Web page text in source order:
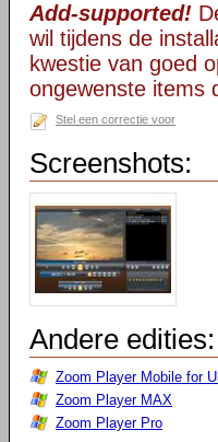
Add-supported!
wil tijdens de
kwestie van goed
ongewenste items
Stel een correctie voor
Screenshots:
Andere edities:
Zoom Player Mobile for
Zoom Player MAX
Zoom Player Pro